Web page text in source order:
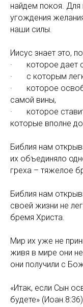
найдем покоя. Для
угождения
наши силы.
Иисус знает это,
· которое дает
· с которым
· которое
самой вины,
· которое
которые вполне
Библия нам
их объединяло
греха – тяжелое
Библия нам
своей жизни не
бремя Христа.
Мир их уже не
живя в мире они
они получили с
«Итак, если Сын
будете»